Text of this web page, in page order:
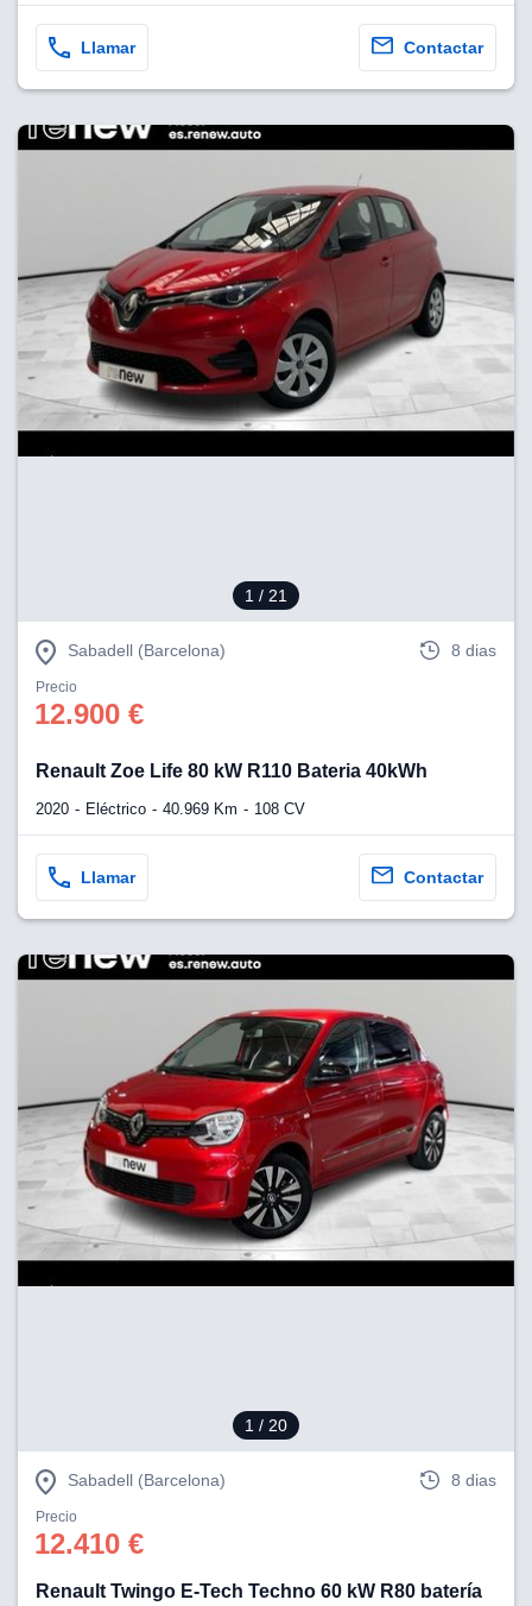
Llamar Contactar
1 / 21
Sabadell (Barcelona) 8 dias
Precio
12.900 €
Renault Zoe Life 80 kW R110 Bateria 40kWh
2020 Eléctrico 40.969 Km 108 CV
Llamar Contactar
1 / 20
Sabadell (Barcelona) 8 dias
Precio
12.410 €
Renault Twingo E-Tech Techno 60 kW R80 batería